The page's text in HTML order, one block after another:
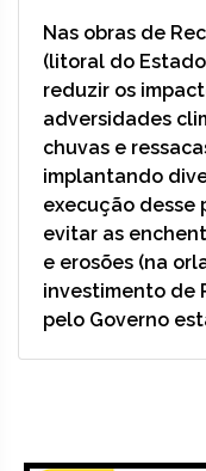
Nas obras de
(litoral do
reduzir os
adversidades
chuvas e
implantando
execução desse
evitar as
e erosões (na
investimento de
pelo Governo